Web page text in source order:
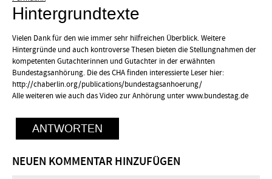
Hintergrundtexte
Vielen Dank für den wie immer sehr hilfreichen Überblick. Weitere
Hintergründe und auch kontroverse Thesen bieten die Stellungnahmen der
kompetenten Gutachterinnen und Gutachter in der erwähnten
Bundestagsanhörung. Die des CHA finden interessierte Leser hier:
http://chaberlin.org/publications/bundestagsanhoerung/
Alle weiteren wie auch das Video zur Anhörung unter www.bundestag.de
ANTWORTEN
NEUEN KOMMENTAR HINZUFÜGEN